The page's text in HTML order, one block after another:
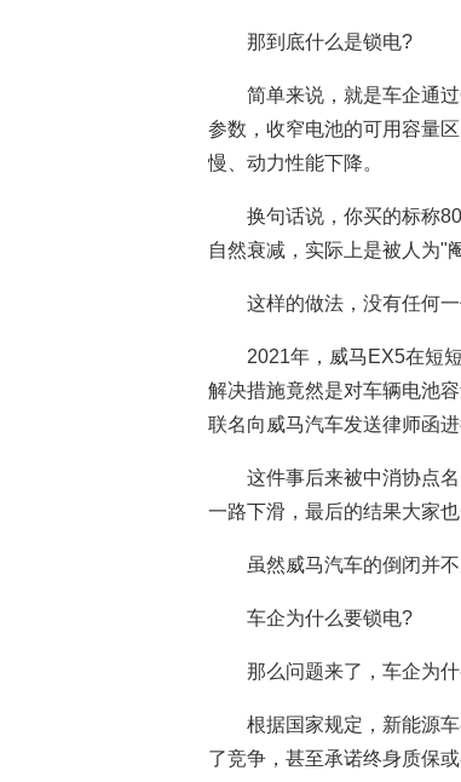
那到底什么是锁电?
简单来说，就是车企通
参数，收窄电池的可用容量
慢、动力性能下降。
换句话说，你买的标称
自然衰减，实际上是被人为"
这样的做法，没有任何
2021年，威马EX5在短
解决措施竟然是对车辆电池
联名向威马汽车发送律师函进
这件事后来被中消协点
一路下滑，最后的结果大家
虽然威马汽车的倒闭并
车企为什么要锁电?
那么问题来了，车企为
根据国家规定，新能源
了竞争，甚至承诺终身质保或